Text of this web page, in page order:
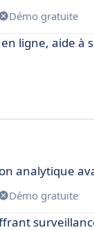
Démo gratuite
ligne, aide à
analytique
Démo gratuite